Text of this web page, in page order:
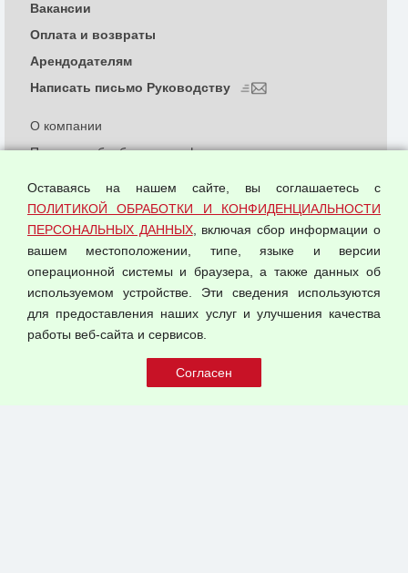
© 2026 ООО "Феникс"
О компании
Политика обработки и конфиденциальности
Согласием на обработку персональных данных
Оферта оптовой купли-продажи
Публичная оферта
Вакансии
Оплата и возвраты
Арендодателям
Написать письмо Руководству
Оставаясь на нашем сайте, вы соглашаетесь с
ПОЛИТИКОЙ ОБРАБОТКИ И КОНФИДЕНЦИАЛЬНОСТИ
ПЕРСОНАЛЬНЫХ ДАННЫХ, включая сбор информации о
вашем местоположении, типе, языке и версии
операционной системы и браузера, а также данных об
используемом устройстве. Эти сведения используются
для предоставления наших услуг и улучшения качества
работы веб-сайта и сервисов.